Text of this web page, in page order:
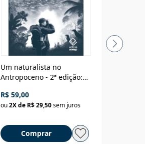
Um naturalista no
Antropoceno - 2ª edição:
selvagem
R$ 59,00
ou2X de R$ 29,50sem juros
Comprar